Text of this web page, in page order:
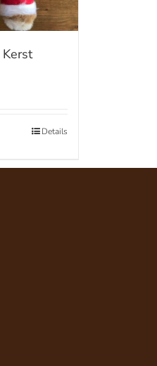
Details